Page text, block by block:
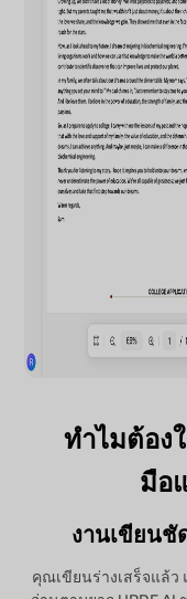
ทำไมต้อง
มือ
งานเขียนชั
คุณเขียนร่างเสร็จแล้ว